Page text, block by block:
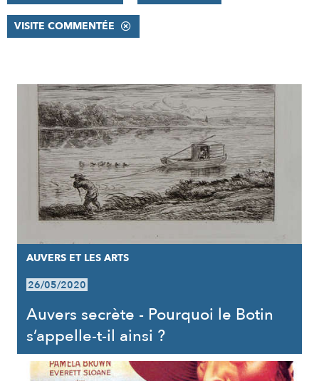
VISITE COMMENTÉE
RÉSULTATS
AUVERS ET LES ARTS
26/05/2020
Auvers secrète - Pourquoi le Botin
s’appelle-t-il ainsi ?